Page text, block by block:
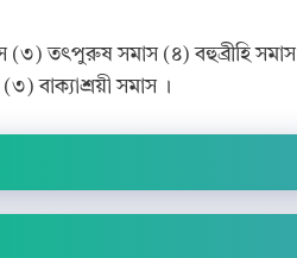
(৩) তৎপুরুষ সমাস (৪) বহুব্রীহি সমাস
বাক্যাশ্রয়ী সমাস ।